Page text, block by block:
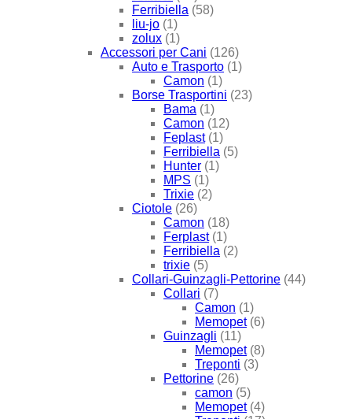
Ferribiella (58)
liu-jo (1)
zolux (1)
Accessori per Cani (126)
Auto e Trasporto (1)
Camon (1)
Borse Trasportini (23)
Bama (1)
Camon (12)
Feplast (1)
Ferribiella (5)
Hunter (1)
MPS (1)
Trixie (2)
Ciotole (26)
Camon (18)
Ferplast (1)
Ferribiella (2)
trixie (5)
Collari-Guinzagli-Pettorine (44)
Collari (7)
Camon (1)
Memopet (6)
Guinzagli (11)
Memopet (8)
Treponti (3)
Pettorine (26)
camon (5)
Memopet (4)